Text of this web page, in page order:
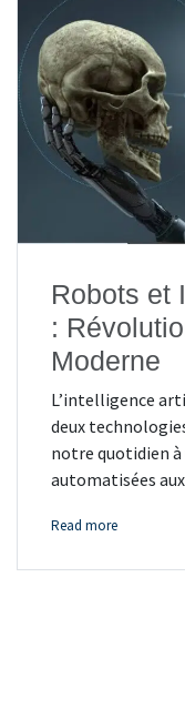
Robots et
:
Moderne
L’intelligence
deux
notre quotidien à
automatisées
Read more